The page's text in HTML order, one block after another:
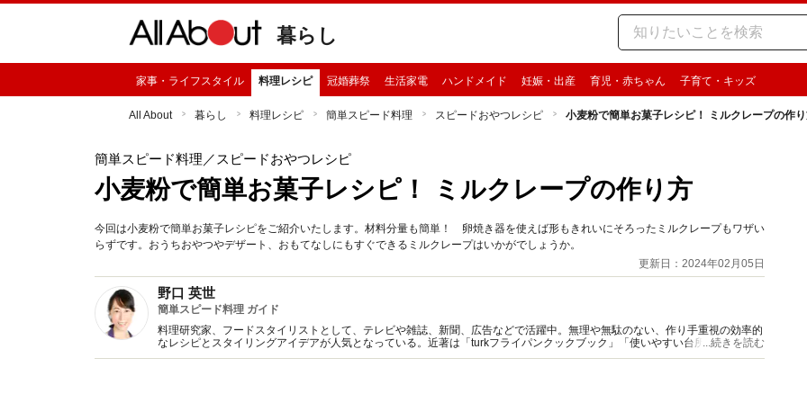
暮らし
家事・ライフスタイル 料理レシピ 冠婚葬祭 生活家電 ハンドメイド 妊娠・出産 育児・赤ちゃん 子育て・キッズ
All About 暮らし 料理レシピ 簡単スピード料理 スピードおやつレシピ 小麦粉で簡単お菓子レシピ！ ミルクレープの作
簡単スピード料理 ／スピードおやつレシピ
小麦粉で簡単お菓子レシピ！ ミルクレープの作り方
今回は小麦粉で簡単お菓子レシピをご紹介いたします。材料分量も簡単！ 卵焼き器を使えば形もきれいにそろったミルクレープもワザい
らずです。おうちおやつやデザート、おもてなしにもすぐできるミルクレープはいかがでしょうか。
更新日：2024年02月05日
野口 英世
簡単スピード料理 ガイド
料理研究家、フードスタイリストとして、テレビや雑誌、新聞、広告などで活躍中。無理や無駄のない、作り手重視の効率的
なレシピとスタイリングアイデアが人気となっている。近著は「turkフライパンクックブック」「使いやすい台所道具には理
由がある」（共に誠文堂新光社）など。
...続きを読む